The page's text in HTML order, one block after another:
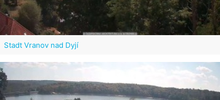
Stadt Vranov nad Dyjí